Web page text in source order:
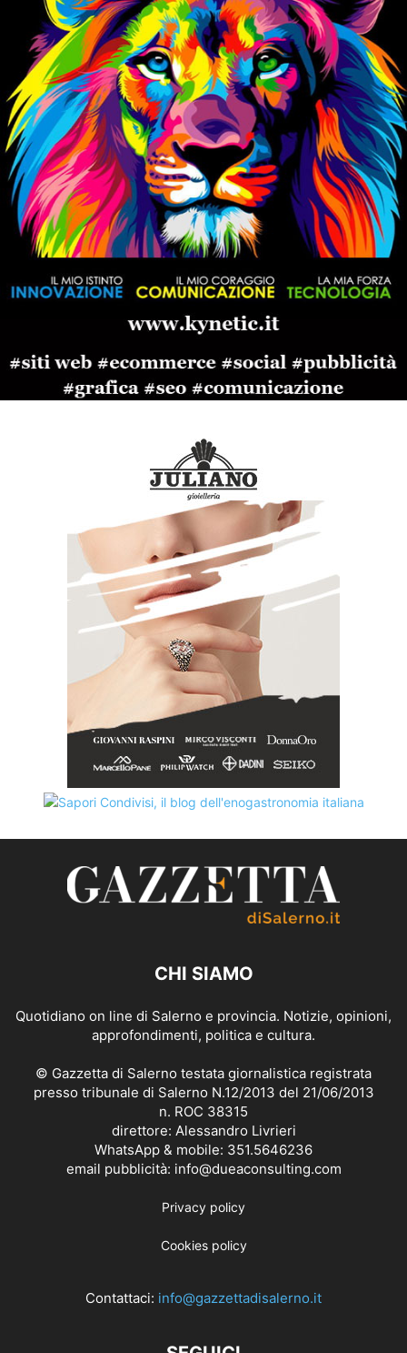
CHI SIAMO
Quotidiano on line di Salerno e provincia. Notizie, opinioni,
approfondimenti, politica e cultura.
© Gazzetta di Salerno testata giornalistica registrata
presso tribunale di Salerno N.12/2013 del 21/06/2013
n. ROC 38315
direttore: Alessandro Livrieri
WhatsApp & mobile: 351.5646236
email pubblicità: info@dueaconsulting.com
Privacy policy
Cookies policy
Contattaci: info@gazzettadisalerno.it